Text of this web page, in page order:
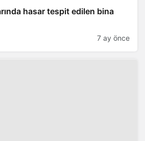
hasar tespit edilen bina
7 ay önce